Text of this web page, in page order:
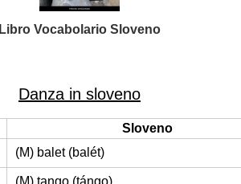
Libro Vocabolario Sloveno
Danza in sloveno
Sloveno
(M) balet (balét)
(M) tango (tángo)